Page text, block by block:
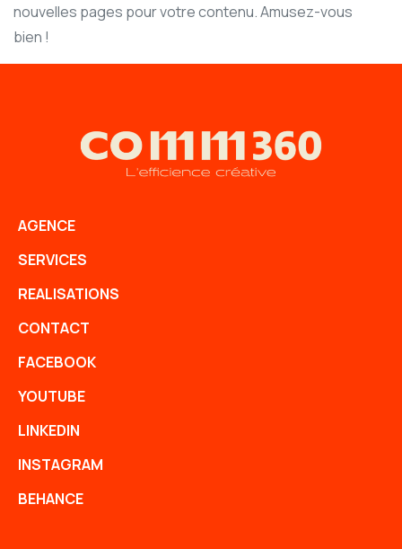
nouvelles pages pour votre contenu. Amusez-vous
bien !
AGENCE
SERVICES
REALISATIONS
CONTACT
FACEBOOK
YOUTUBE
LINKEDIN
INSTAGRAM
BEHANCE